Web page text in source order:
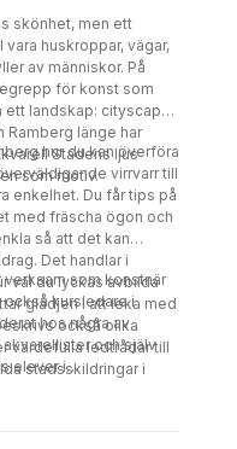
opportunities for self-
A revolutionary
renewal, The Artist's
back on track,
and take the steps
life.
skönhet, men ett
vara huskroppar, vägar,
av människor. På
för konst som
ett landskap: cityscape.
Ramberg länge har
Stadens ljus
som motiv.
hur du kan överföra
virrvarr till
enkelhet. Du får tips på
med fräscha ögon och
så att det kan
Det handlar i
väl du lyckas avbilda
glädjen i att leka med
också olika
värdefulla ledtrådar till
stadsskildringar i
verksam som konstnär
också kursledare i
hos några av
och själv
elever i